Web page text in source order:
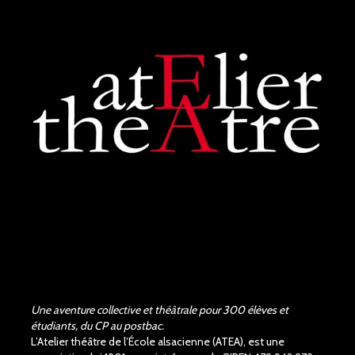
les acteurs et la...
voir plus
Judith Aubry.
Bravo !!! Que de bons
acteurs !! Quel beau travail.
Un Richard III de très bonne
qualité.
Une aventure collective et théâtrale pour 300 élèves et
étudiants, du CP au postbac.
L’Atelier théâtre de l’École alsacienne (ATEA), est une